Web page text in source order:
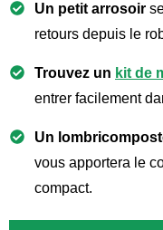
Un petit arrosoir
retours depuis le
Trouvez un kit de
entrer facilement
Un
vous apportera le
compact.